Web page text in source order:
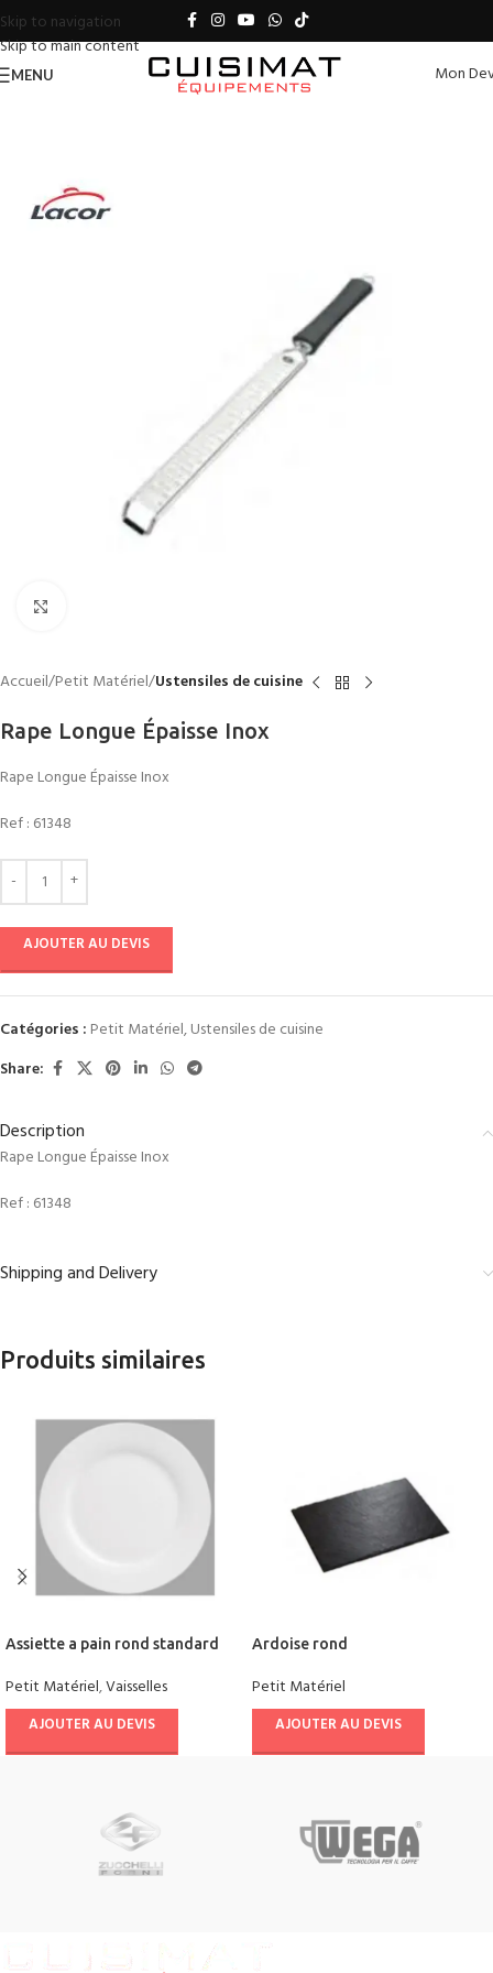
Skip to navigation
Skip to main content
MENU Mon
Accueil Petit Matériel Ustensiles de cuisine
Rape Longue Épaisse Inox
Rape Longue Épaisse Inox
Ref : 61348
AJOUTER AU DEVIS
Catégories : Petit Matériel,Ustensiles de cuisine
Share:
Description
Rape Longue Épaisse Inox
Ref : 61348
Shipping and Delivery
Produits similaires
Assiette a pain rond standard
Petit Matériel,Vaisselles
AJOUTER AU DEVIS
Ardoise rond
Petit Matériel
AJOUTER AU DEVIS